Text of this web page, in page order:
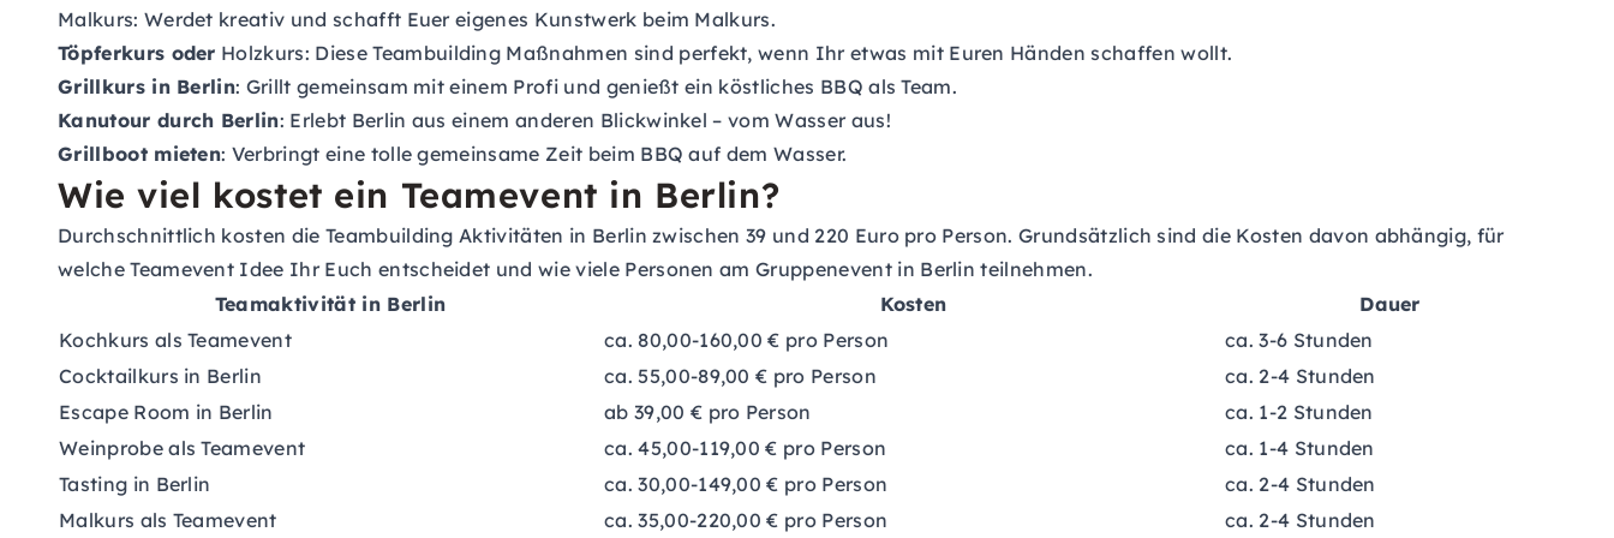
Malkurs: Werdet kreativ und schafft Euer eigenes Kunstwerk beim Malkurs.
Töpferkurs oder Holzkurs: Diese Teambuilding Maßnahmen sind perfekt, wenn Ihr etwas mit Euren Händen schaffen wollt.
Grillkurs in Berlin: Grillt gemeinsam mit einem Profi und genießt ein köstliches BBQ als Team.
Kanutour durch Berlin: Erlebt Berlin aus einem anderen Blickwinkel – vom Wasser aus!
Grillboot mieten: Verbringt eine tolle gemeinsame Zeit beim BBQ auf dem Wasser.
Wie viel kostet ein Teamevent in Berlin?
Durchschnittlich kosten die Teambuilding Aktivitäten in Berlin zwischen 39 und 220 Euro pro Person. Grundsätzlich sind die Kosten davon abhängig, für
welche Teamevent Idee Ihr Euch entscheidet und wie viele Personen am Gruppenevent in Berlin teilnehmen.
Teamaktivität in Berlin
Kosten
Dauer
Kochkurs als Teamevent
ca. 80,00-160,00 € pro Person
ca. 3-6 Stunden
Cocktailkurs in Berlin
ca. 55,00-89,00 € pro Person
ca. 2-4 Stunden
Escape Room in Berlin
ab 39,00 € pro Person
ca. 1-2 Stunden
Weinprobe als Teamevent
ca. 45,00-119,00 € pro Person
ca. 1-4 Stunden
Tasting in Berlin
ca. 30,00-149,00 € pro Person
ca. 2-4 Stunden
Malkurs als Teamevent
ca. 35,00-220,00 € pro Person ca. 2-4 Stunden